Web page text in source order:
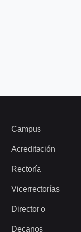
Campus
Acreditación
Rectoría
Vicerrectorías
Directorio
Decanos